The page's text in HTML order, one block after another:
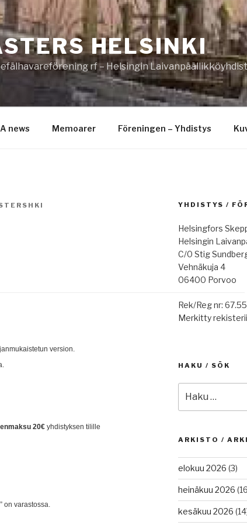
HELSINKI
rf – Helsingin
news Memoarer Föreningen – Yhdistys
version.
20€ yhdistyksen tilille
on varastossa.
YHDISTYS /
Helsingfors
Helsingin
C/0 Stig
Vehnäkuja 4
06400 Porvoo
Rek/Reg nr:
Merkitty
HAKU / SÖK
ARKISTO /
elokuu 2026 (3)
heinäkuu 2026
kesäkuu 2026